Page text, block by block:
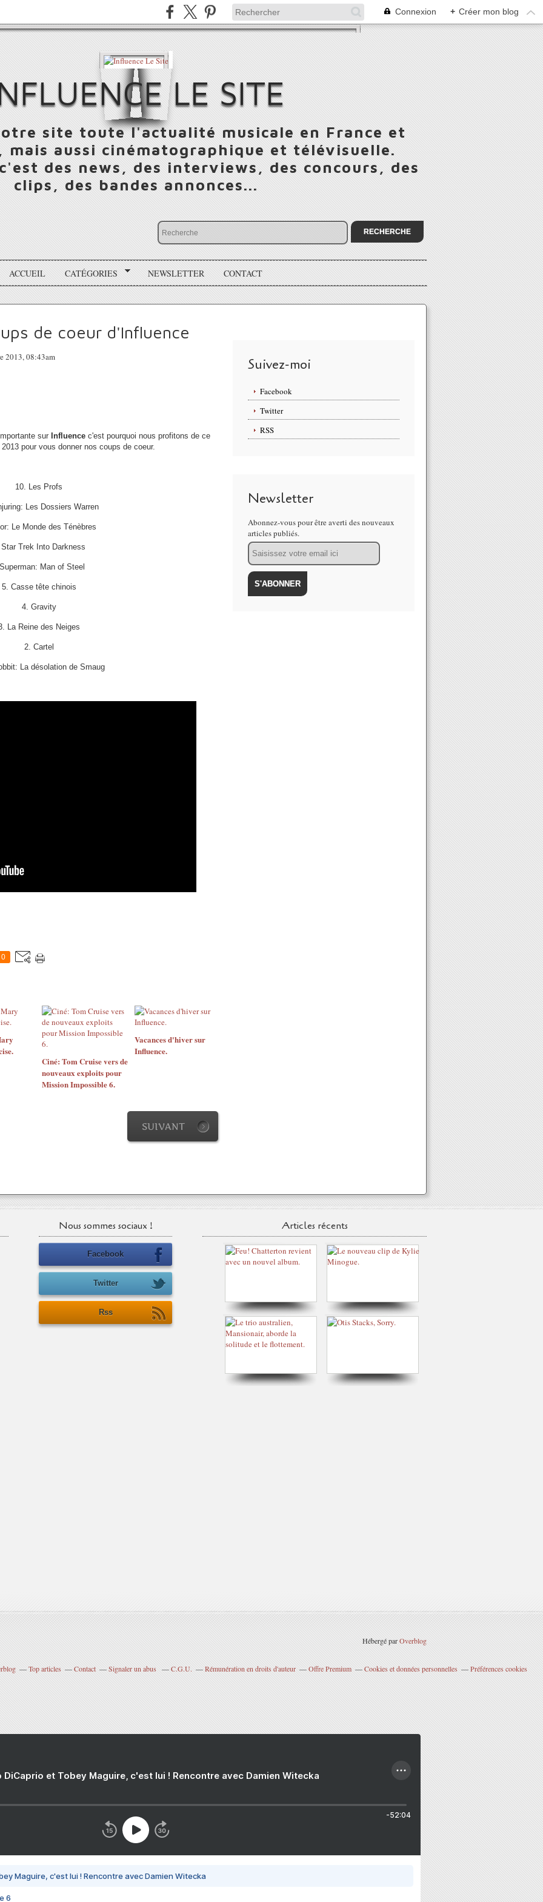
Connexion + Créer mon blog
LE SITE
site toute l'actualité musicale en France et
mais aussi cinématographique et télévisuelle.
des news, des interviews, des concours, des
clips, des bandes annonces...
ACCUEIL CATÉGORIES NEWSLETTER CONTACT
de coeur d'Influence
2013, 08:43am
sur Influencec'est pourquoi nous profitons de ce
pour vous donner nos coups de coeur.
10. Les Profs
Les Dossiers Warren
Le Monde des Ténèbres
Trek Into Darkness
Man of Steel
5. Casse tête chinois
4. Gravity
La Reine des Neiges
2. Cartel
La désolation de Smaug
0
Ciné: Tom Cruise vers de
nouveaux exploits pour
Mission Impossible 6.
Vacances d'hiver sur
Influence.
SUIVANT
Suivez-moi
Facebook
Twitter
RSS
Newsletter
Abonnez-vous pour être averti des nouveaux
articles publiés.
Email
Nous sommes sociaux !
Facebook
Twitter
Rss
Articles récents
Hébergé parOverblog
Top articles Contact Signaler un abus C.G.U. Rémunération en droits d'auteur Offre Premium Cookies et données personnelles Préférences cookies
DiCaprio et Tobey Maguire, c'est lui ! Rencontre avec Damien Witecka
-52:04
Maguire, c'est lui ! Rencontre avec Damien Witecka
6